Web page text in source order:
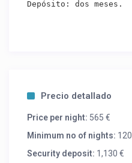
Depósito: dos meses.
Precio detallado
Price per night: 565 €
Minimum no of nights: 120
Security deposit: 1,130 €